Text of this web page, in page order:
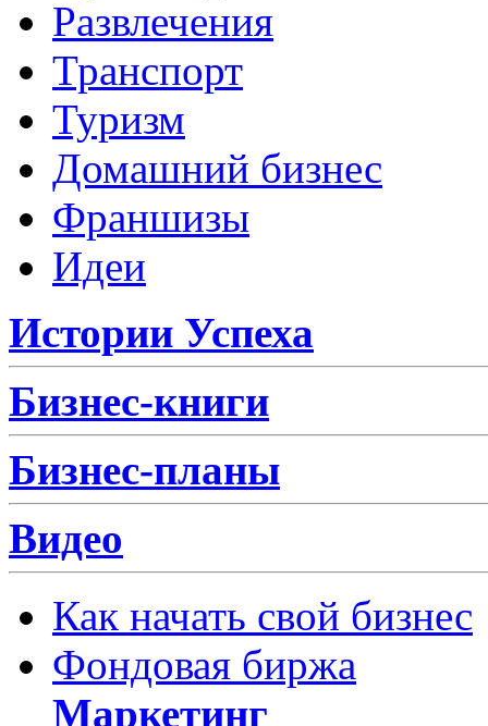
Развлечения
Транспорт
Туризм
Домашний бизнес
Франшизы
Идеи
Истории Успеха
Бизнес-книги
Бизнес-планы
Видео
Как начать свой бизнес
Фондовая биржа
Маркетинг